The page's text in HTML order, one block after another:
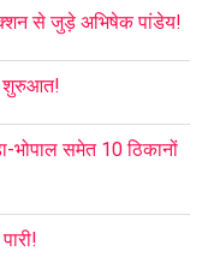
से जुड़े अभिषेक पांडेय!
शुरुआत!
भोपाल समेत 10 ठिकानों